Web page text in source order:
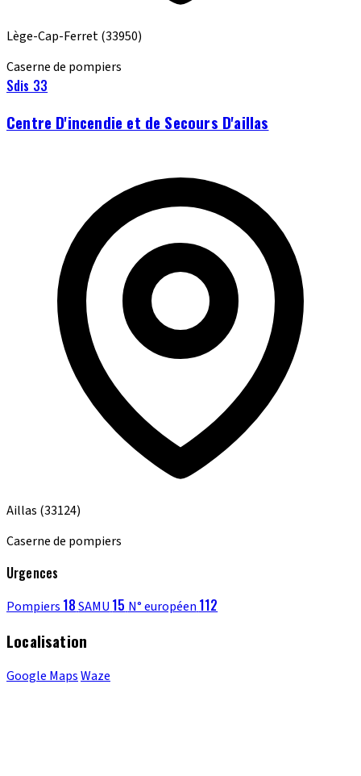
Lège-Cap-Ferret(33950)
Caserne de pompiers
Sdis 33
Centre D'incendie et de Secours D'aillas
Aillas (33124)
Caserne de pompiers
Urgences
Pompiers 18SAMU 15 N° européen 112
Localisation
Google MapsWaze